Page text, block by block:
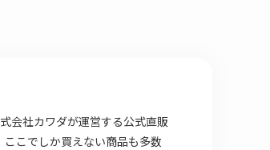
会社カワダが運営する公式直販
こでしか買えない商品も多数